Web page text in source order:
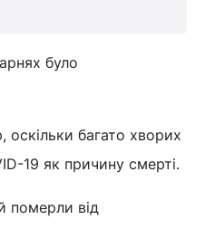
було
багато хворих
19 як причину смерті.
померли від